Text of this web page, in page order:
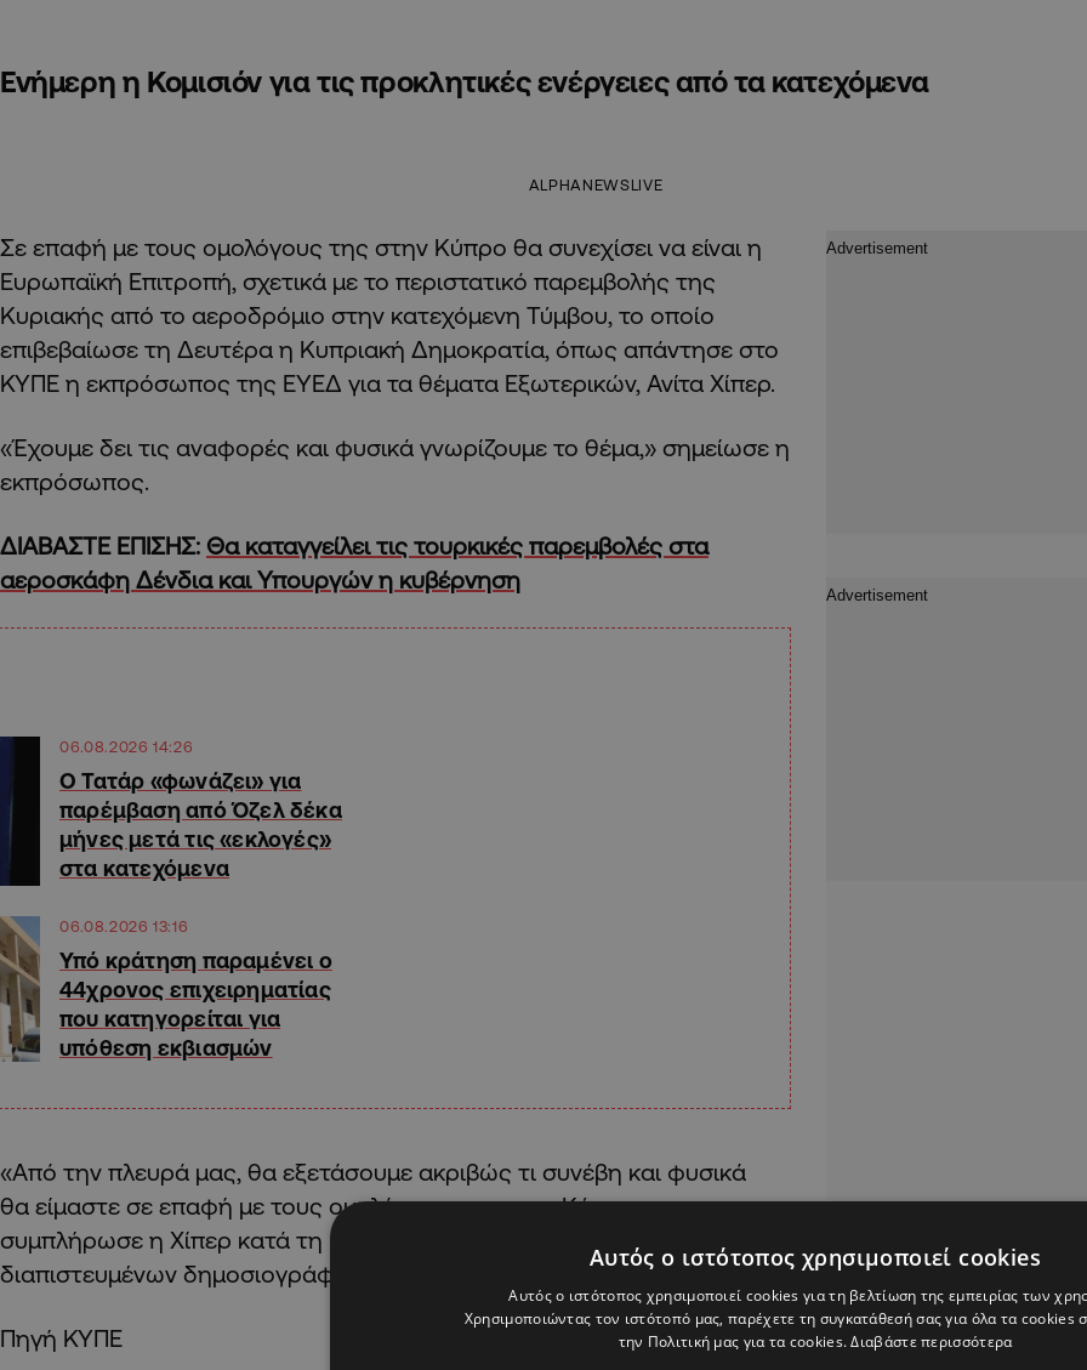
Ενήμερη η Κομισιόν για τις προκλητικές ενέργειες από τα κατεχόμενα
ALPHANEWSLIVE
Σε επαφή με τους ομολόγους της στην Κύπρο θα συνεχίσει να είναι η
Ευρωπαϊκή Επιτροπή, σχετικά με το περιστατικό παρεμβολής της
Κυριακής από το αεροδρόμιο στην κατεχόμενη Τύμβου, το οποίο
επιβεβαίωσε τη Δευτέρα η Κυπριακή Δημοκρατία, όπως απάντησε στο
ΚΥΠΕ η εκπρόσωπος της ΕΥΕΔ για τα θέματα Εξωτερικών, Ανίτα Χίπερ.
«Έχουμε δει τις αναφορές και φυσικά γνωρίζουμε το θέμα,» σημείωσε η
εκπρόσωπος.
ΔΙΑΒΑΣΤΕ ΕΠΙΣΗΣ: Θα καταγγείλει τις τουρκικές παρεμβολές στα
αεροσκάφη Δένδια και Υπουργών η κυβέρνηση
06.08.2026 14:26
Ο Τατάρ «φωνάζει» για
παρέμβαση από Όζελ δέκα
μήνες μετά τις «εκλογές»
στα κατεχόμενα
06.08.2026 13:16
Υπό κράτηση παραμένει ο
44χρονος επιχειρηματίας
που κατηγορείται για
υπόθεση εκβιασμών
«Από την πλευρά μας, θα εξετάσουμε ακριβώς τι συνέβη και φυσικά
θα είμαστε σε επαφή με τους ομολόγους μας στην Κύπρο»,
συμπλήρωσε η Χίπερ κατά τη μεσημεριανή ενημέρωση των
διαπιστευμένων δημοσιογράφων.
Πηγή ΚΥΠΕ
Αυτός ο ιστότοπος χρησιμοποιεί cookies
Αυτός ο ιστότοπος χρησιμοποιεί cookies για τη βελτίωση της εμπειρίας των
Χρησιμοποιώντας τον ιστότοπό μας, παρέχετε τη συγκατάθεσή σας για όλα τα cookies
την Πολιτική μας για τα cookies.Διαβάστε περισσότερα